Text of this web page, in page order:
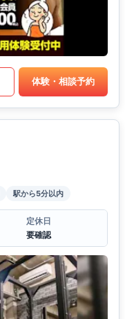
体験・相談予約
駅から5分以内
定休日
要確認